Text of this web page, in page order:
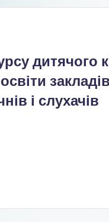
дитячого
закладів
і слухачів